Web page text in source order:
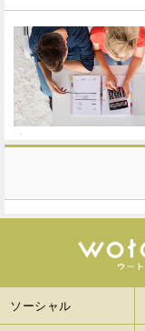
ソーシャル